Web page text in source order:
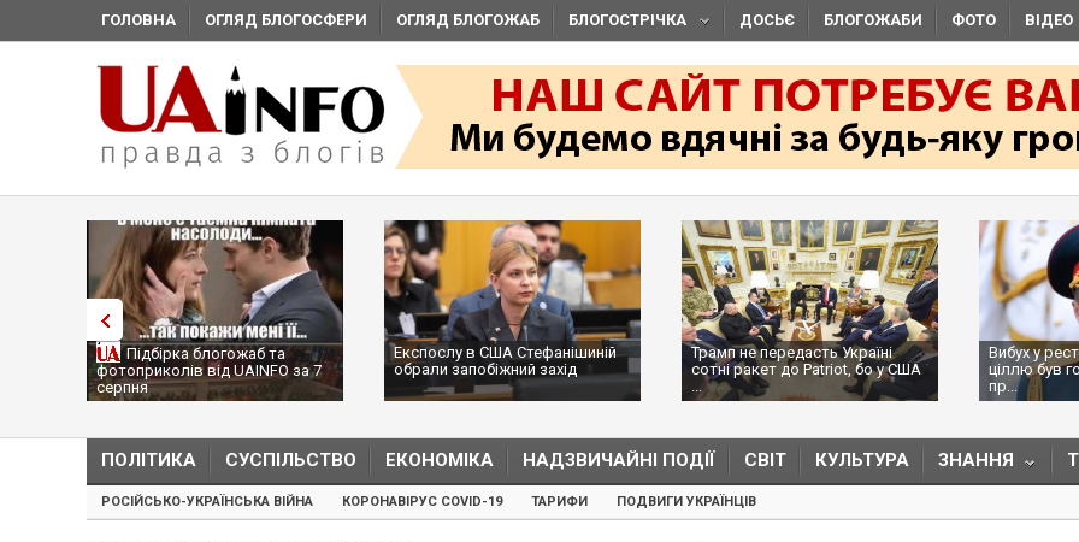
ГОЛОВНА ОГЛЯД БЛОГОСФЕРИ ОГЛЯД БЛОГОЖАБ БЛОГОСТРІЧКА ДОСЬЄ БЛОГОЖАБИ ФОТО ВІДЕО
Підбірка блогожаб та
фотоприколів від UAINFO за 7
серпня
Експослу в США Стефанішиній
обрали запобіжний захід
Трамп не передасть Україні
сотні ракет до Patriot, бо у США
...
Вибух у
ціллю був
пр...
ПОЛІТИКА СУСПІЛЬСТВО ЕКОНОМІКА НАДЗВИЧАЙНІ ПОДІЇ СВІТ КУЛЬТУРА ЗНАННЯ
РОСІЙСЬКО-УКРАЇНСЬКА ВІЙНА КОРОНАВІРУС COVID-19 ТАРИФИ ПОДВИГИ УКРАЇНЦІВ